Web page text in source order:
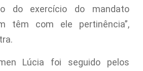
do exercício do mandato
têm com ele pertinência”,
Lúcia foi seguido pelos